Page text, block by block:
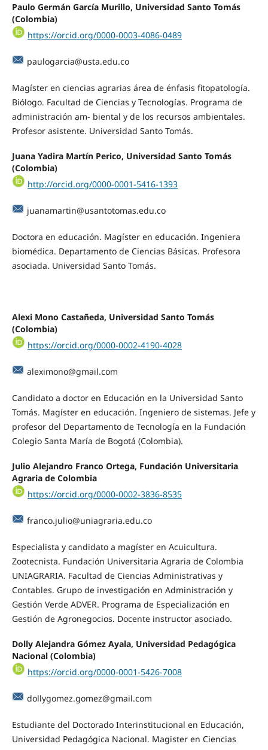
Paulo Germán García Murillo, Universidad Santo Tomás
(Colombia)
https://orcid.org/0000-0003-4086-0489
paulogarcia@usta.edu.co
Magíster en ciencias agrarias área de énfasis fitopatología.
Biólogo. Facultad de Ciencias y Tecnologías. Programa de
administración am- biental y de los recursos ambientales.
Profesor asistente. Universidad Santo Tomás.
Juana Yadira Martín Perico, Universidad Santo Tomás
(Colombia)
http://orcid.org/0000-0001-5416-1393
juanamartin@usantotomas.edu.co
Doctora en educación. Magíster en educación. Ingeniera
biomédica. Departamento de Ciencias Básicas. Profesora
asociada. Universidad Santo Tomás.
Alexi Mono Castañeda, Universidad Santo Tomás
(Colombia)
https://orcid.org/0000-0002-4190-4028
aleximono@gmail.com
Candidato a doctor en Educación en la Universidad Santo
Tomás. Magíster en educación. Ingeniero de sistemas. Jefe y
profesor del Departamento de Tecnología en la Fundación
Colegio Santa María de Bogotá (Colombia).
Julio Alejandro Franco Ortega, Fundación Universitaria
Agraria de Colombia
https://orcid.org/0000-0002-3836-8535
franco.julio@uniagraria.edu.co
Especialista y candidato a magíster en Acuicultura.
Zootecnista. Fundación Universitaria Agraria de Colombia
UNIAGRARIA. Facultad de Ciencias Administrativas y
Contables. Grupo de investigación en Administración y
Gestión Verde ADVER. Programa de Especialización en
Gestión de Agronegocios. Docente instructor asociado.
Dolly Alejandra Gómez Ayala, Universidad Pedagógica
Nacional (Colombia)
https://orcid.org/0000-0001-5426-7008
dollygomez.gomez@gmail.com
Estudiante del Doctorado Interinstitucional en Educación,
Universidad Pedagógica Nacional. Magister en Ciencias